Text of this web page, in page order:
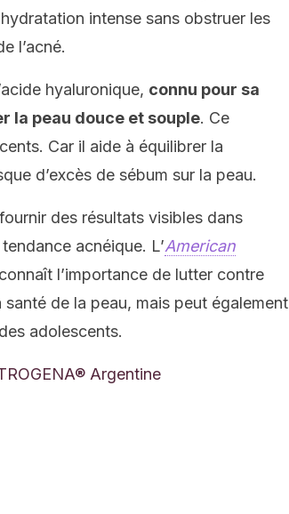
intense sans obstruer les
l’acné.
hyaluronique, connu pour sa
la peau douce et souple. Ce
Car il aide à équilibrer la
d’excès de sébum sur la peau.
des résultats visibles dans
acnéique. L’American
l’importance de lutter contre
santé de la peau, mais peut également
adolescents.